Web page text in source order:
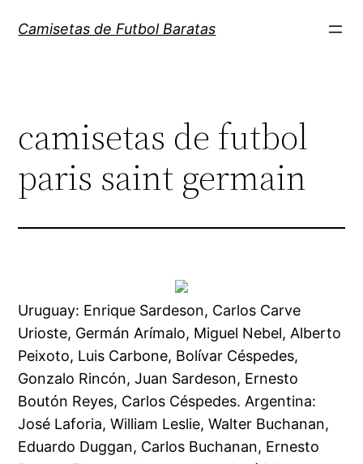
Camisetas de Futbol Baratas
camisetas de futbol
paris saint germain
Uruguay: Enrique Sardeson, Carlos Carve
Urioste, Germán Arímalo, Miguel Nebel, Alberto
Peixoto, Luis Carbone, Bolívar Céspedes,
Gonzalo Rincón, Juan Sardeson, Ernesto
Boutón Reyes, Carlos Céspedes. Argentina:
José Laforia, William Leslie, Walter Buchanan,
Eduardo Duggan, Carlos Buchanan, Ernesto